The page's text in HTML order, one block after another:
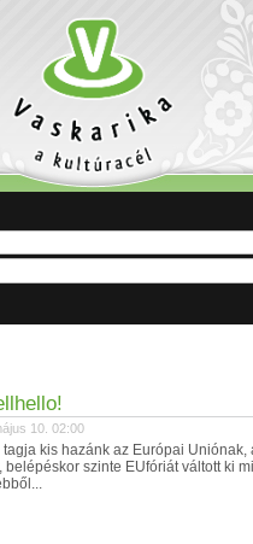
10. 02:00
kis hazánk az Európai Uniónak,
belépéskor szinte EUfóriát váltott ki